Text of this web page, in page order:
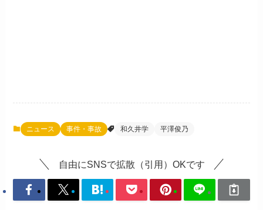
ニュース 事件・事故 和久井学 平澤俊乃
自由にSNSで拡散（引用）OKです